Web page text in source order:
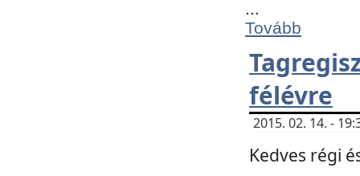
...
Tovább
félévre
2015. 02. 14. -
Kedves régi